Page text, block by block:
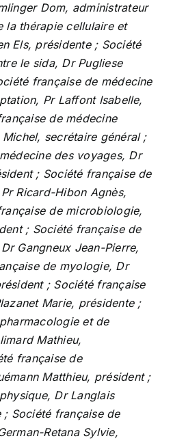
Dom, administrateur
la thérapie cellulaire et
Els, présidente ; Société
le sida, Dr Pugliese
française de médecine
Pr Laffont Isabelle,
de médecine
secrétaire général ;
des voyages, Dr
; Société française de
Ricard-Hibon Agnès,
de microbiologie,
; Société française de
Gangneux Jean-Pierre,
de myologie, Dr
; Société française
Marie, présidente ;
et de
Mathieu,
française de
Matthieu, président ;
Dr Langlais
; Société française de
Retana Sylvie,